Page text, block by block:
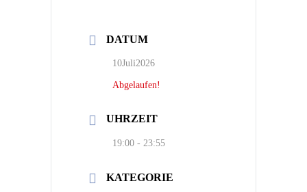
DATUM
10Juli2026
Abgelaufen!
UHRZEIT
19:00 - 23:55
KATEGORIE